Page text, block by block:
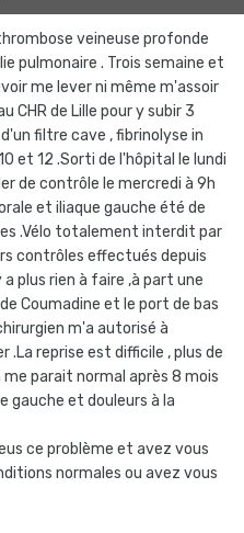
veineuse profonde
pulmonaire . Trois semaine et
me lever ni même m'assoir
CHR de Lille pour y subir 3
filtre cave , fibrinolyse in
et 12 .Sorti de l'hôpital le lundi
de contrôle le mercredi à 9h
et iliaque gauche été de
.Vélo totalement interdit par
contrôles effectués depuis
plus rien à faire ,à part une
Coumadine et le port de bas
m'a autorisé à
.La reprise est difficile , plus de
parait normal après 8 mois
gauche et douleurs à la
ce problème et avez vous
normales ou avez vous